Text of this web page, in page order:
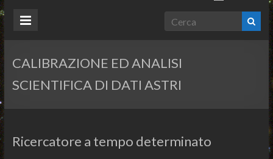
CALIBRAZIONE ED ANALISI
SCIENTIFICA DI DATI ASTRI
Ricercatore a tempo determinato